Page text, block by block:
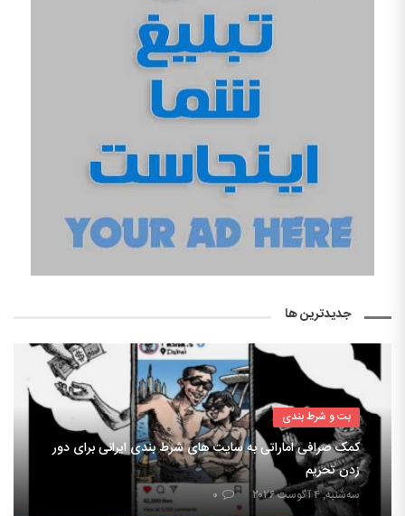
جدیدترین ها
بت و شرط بندی
کمک صرافی اماراتی به سایت های شرط بندی ایرانی برای دور
زدن تحریم
سه‌شنبه, ۴ آگوست ۲۰۲۶ ۰